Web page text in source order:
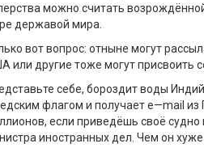
можно считать возрождё
державой мира.
вот вопрос: отныне могут
или другие тоже могутприсвоить
себе, бороздит воды
флагом и получаетe—mail из
если приведёшь своё судно
иностранных дел. Чем он